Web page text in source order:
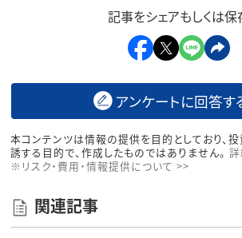
記事をシェアもしくは保
アンケートに回答す
本コンテンツは情報の提供を目的としており、
誘する目的で、作成したものではありません。 詳
※リスク・費用・情報提供について >>
関連記事